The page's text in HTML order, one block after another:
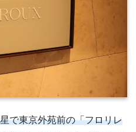
で東京外苑前の「フロリレ